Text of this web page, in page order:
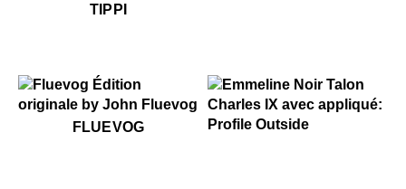
TIPPI
FluevogFLUEVOG